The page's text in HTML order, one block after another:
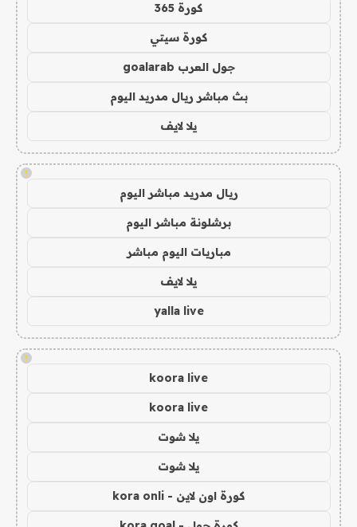
كورة 365
كورة سيتي
جول العرب goalarab
بث مباشر ريال مدريد اليوم
يلا لايف
!
ريال مدريد مباشر اليوم
برشلونة مباشر اليوم
مباريات اليوم مباشر
يلا لايف
yalla live
!
koora live
koora live
يلا شوت
يلا شوت
كورة اون لاين - kora onli